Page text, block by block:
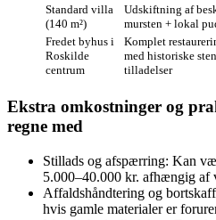
Standard villa
(140 m²)
Udskiftning af
mursten + lokal
Fredet byhus i
Roskilde
centrum
Komplet
med historiske
tilladelser
Ekstra omkostninger og
regne med
Stillads og afspærring: Kan
5.000–40.000 kr. afhængig af
Affaldshåndtering og
hvis gamle materialer er